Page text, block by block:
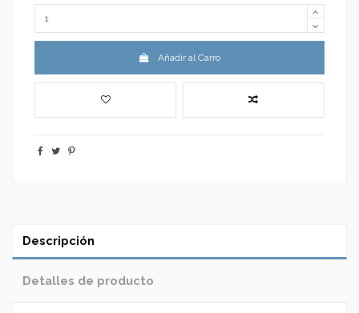
Añadir al Carro
Descripción
Detalles de producto